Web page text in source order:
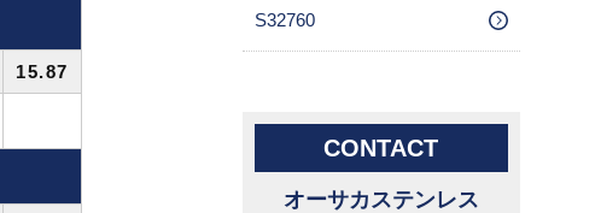
15.87
S32760
CONTACT
オーサカステンレス